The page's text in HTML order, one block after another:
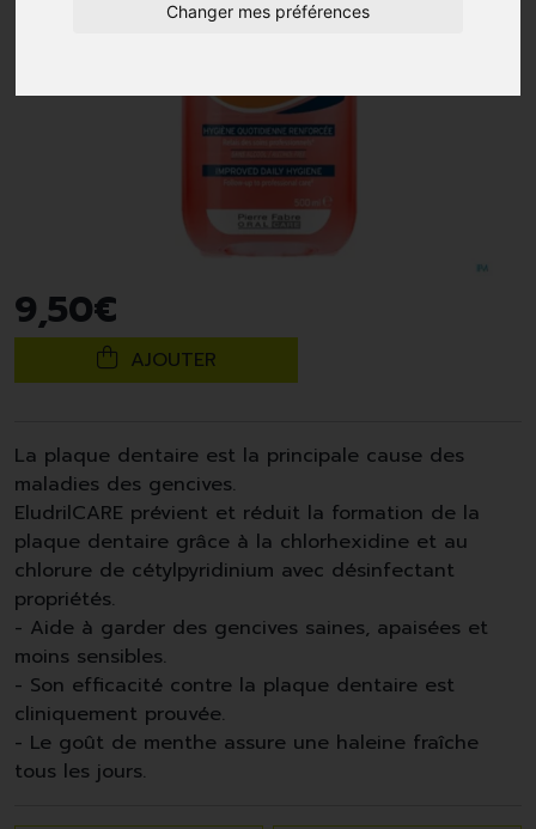
Changer mes préférences
9,50€
AJOUTER
La plaque dentaire est la principale cause des
maladies des gencives.
EludrilCARE prévient et réduit la formation de la
plaque dentaire grâce à la chlorhexidine et au
chlorure de cétylpyridinium avec désinfectant
propriétés.
- Aide à garder des gencives saines, apaisées et
moins sensibles.
- Son efficacité contre la plaque dentaire est
cliniquement prouvée.
- Le goût de menthe assure une haleine fraîche
tous les jours.